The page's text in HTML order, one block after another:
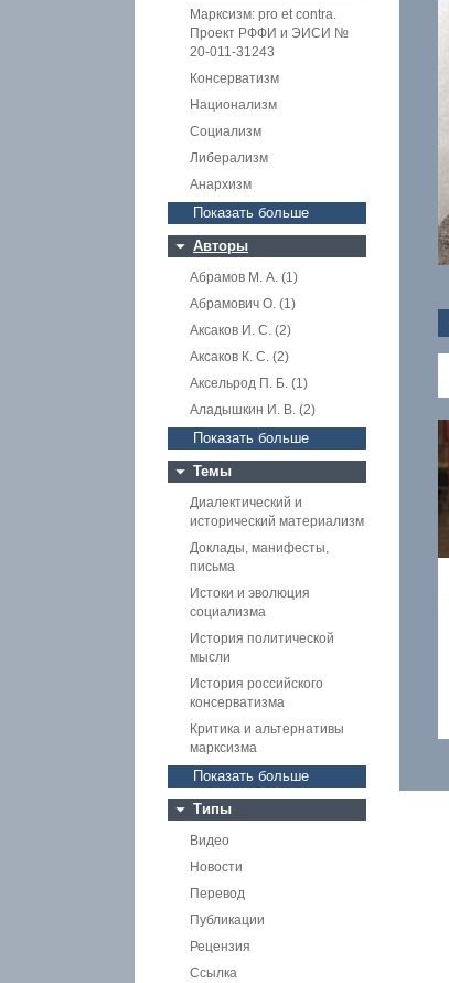
Марксизм: pro et contra.
Проект РФФИ и ЭИСИ №
20-011-31243
Консерватизм
Национализм
Социализм
Либерализм
Анархизм
Показать больше
Авторы
Абрамов М. А. (1)
Абрамович О. (1)
Аксаков И. С. (2)
Аксаков К. С. (2)
Аксельрод П. Б. (1)
Аладышкин И. В. (2)
Показать больше
Темы
Диалектический и
исторический материализм
Доклады, манифесты,
письма
Истоки и эволюция
социализма
История политической
мысли
История российского
консерватизма
Критика и альтернативы
марксизма
Показать больше
Типы
Видео
Новости
Перевод
Публикации
Рецензия
Ссылка